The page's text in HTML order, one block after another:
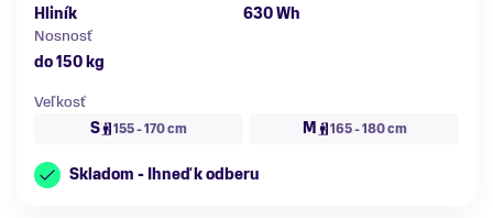
Hliník
630 Wh
Nosnosť
do 150 kg
Veľkosť
S
155 - 170 cm M 165 - 180 cm
Skladom - Ihneď k odberu